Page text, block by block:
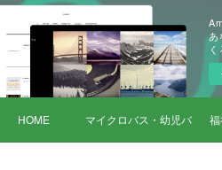
あ
く
HOME マイクロバス・幼児バス レ